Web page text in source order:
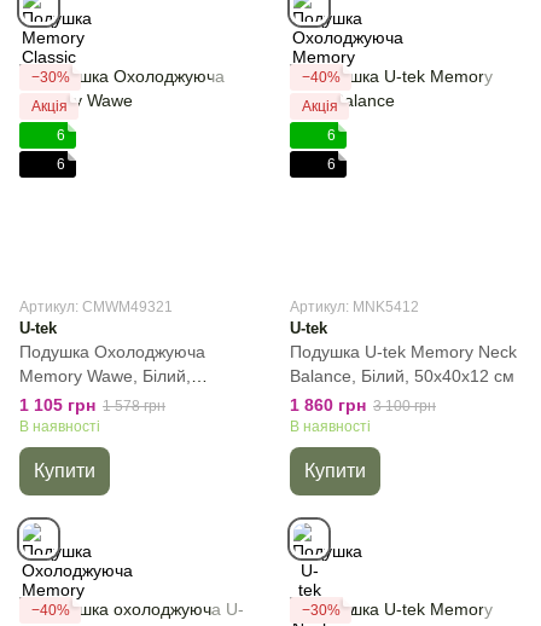
−30%
Акція
6
6
Артикул: CMWM49321
U-tek
Подушка Охолоджуюча
Memory Wawe, Білий,
49x32x10.5 см, 230 г
1 105 грн 1 578 грн
В наявності
Купити
−40%
Акція
6
6
Артикул: MNK5412
U-tek
Подушка U-tek Memory Neck
Balance, Білий, 50x40x12 см
1 860 грн 3 100 грн
В наявності
Купити
−40%
−30%